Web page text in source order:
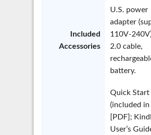
Included
Accessories
U.S. power
adapter
110V-
2.0 cable,
battery.
Quick Start
(included in
[PDF];
User’s